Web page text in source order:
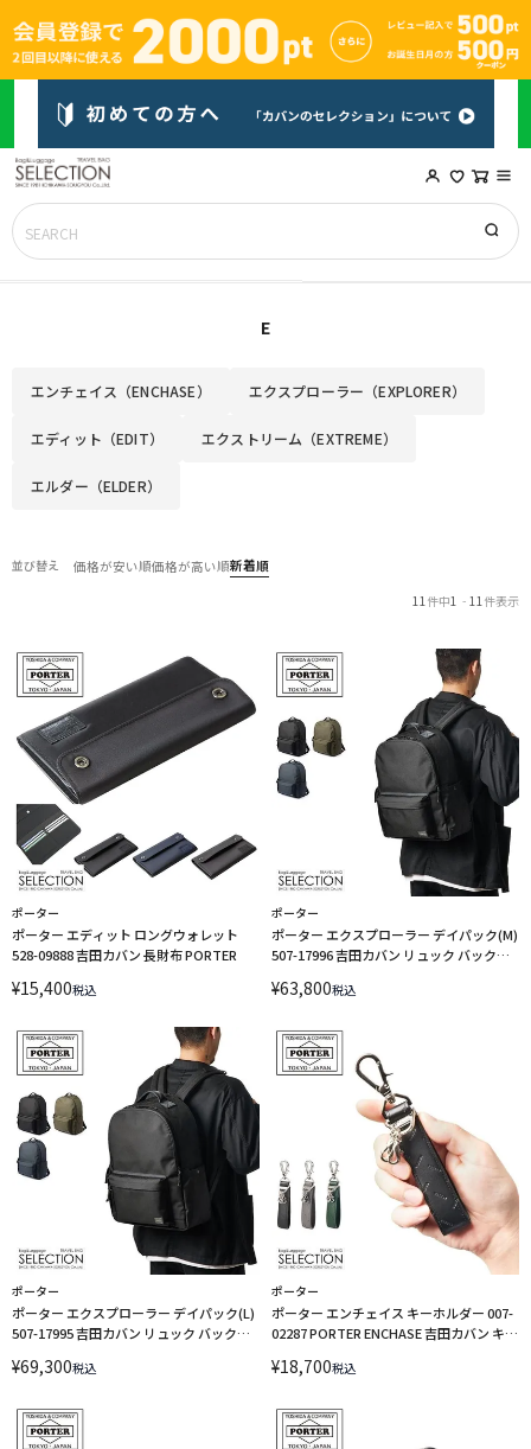
E
エンチェイス（ENCHASE） エクスプローラー（EXPLORER）
エディット（EDIT） エクストリーム（EXTREME）
エルダー（ELDER）
並び替え 価格が安い順価格が高い順新着順
11 件中1 - 11 件表示
ポーター
ポーター エディット ロングウォレット
528-09888 吉田カバン 長財布 PORTER
¥15,400税込
ポーター
ポーター エクスプローラー デイパック(M)
507-17996 吉田カバン リュック バックパ
¥63,800税込
ポーター
ポーター エクスプローラー デイパック(L)
507-17995 吉田カバン リュック バックパ
¥69,300税込
ポーター
ポーター エンチェイス キーホルダー 007-
02287 PORTER ENCHASE 吉田カバン キー
¥18,700税込